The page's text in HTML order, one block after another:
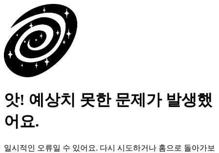
앗! 예상치 못한 문제가 발생했
어요.
일시적인 오류일 수 있어요. 다시 시도하거나 홈으로 돌아가보